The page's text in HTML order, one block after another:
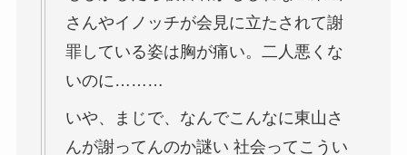
さんやイノッチが会見に立たされて謝
罪している姿は胸が痛い。二人悪くな
いのに………
いや、まじで、なんでこんなに東山さ
んが謝ってんのか謎い 社会ってこうい